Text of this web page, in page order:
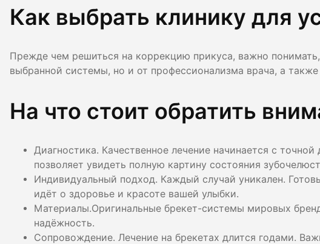
Как выбрать клинику для
Прежде чем решиться на коррекцию прикуса, важно понимать,
выбранной системы, но и от профессионализма врача, а
На что стоит обратить
Диагностика. Качественное лечение начинается с
позволяет увидеть полную картину состояния
Индивидуальный подход. Каждый случай уникален.
идёт о здоровье и красоте вашей улыбки.
Материалы.Оригинальные брекет-системы мировых
надёжность.
Сопровождение. Лечение на брекетах длится годами.